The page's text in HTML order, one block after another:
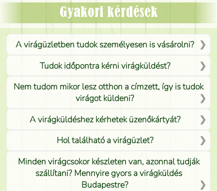
Mónika
Gyakori kérdések
A virágüzletben tudok személyesen is vásárolni?
Tudok időpontra kérni virágküldést?
Nem tudom mikor lesz otthon a címzett, így is tudok
virágot küldeni?
A virágküldéshez kérhetek üzenőkártyát?
Hol található a virágüzlet?
Minden virágcsokor készleten van, azonnal tudják
szállítani? Mennyire gyors a virágküldés
Budapestre?